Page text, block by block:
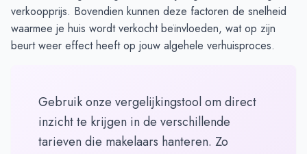
verkoopprijs. Bovendien kunnen deze factoren de snelheid
waarmee je huis wordt verkocht beïnvloeden, wat op zijn
beurt weer effect heeft op jouw algehele verhuisproces.
Gebruik onze vergelijkingstool om direct
inzicht te krijgen in de verschillende
tarieven die makelaars hanteren. Zo